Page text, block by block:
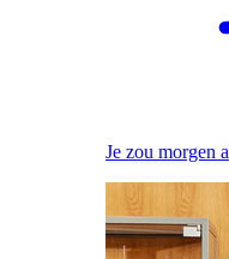
Je zou morgen